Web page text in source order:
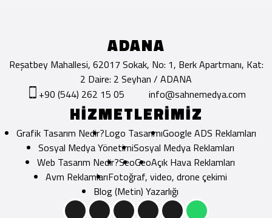
ADANA
Reşatbey Mahallesi, 62017 Sokak, No: 1, Berk Apartmanı, Kat:
2 Daire: 2 Seyhan / ADANA
+90 (544) 262 15 05
info@sahnemedya.com
HİZMETLERİMİZ
Grafik Tasarım Nedir?Logo TasarımıGoogle ADS Reklamları
Sosyal Medya YönetimiSosyal Medya Reklamları
Web Tasarım Nedir?SeoGeoAçık Hava Reklamları
Avm ReklamlarıFotoğraf, video, drone çekimi
Blog (Metin) Yazarlığı